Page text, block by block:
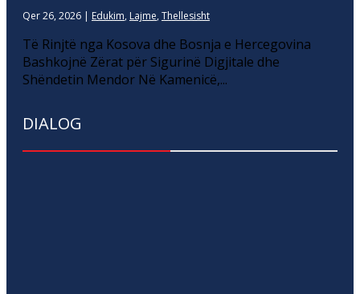
Qer 26, 2026 | Edukim, Lajme, Thellesisht
Të Rinjtë nga Kosova dhe Bosnja e Hercegovina
Bashkojnë Zërat për Sigurinë Digjitale dhe
Shëndetin Mendor Në Kamenicë,...
DIALOG